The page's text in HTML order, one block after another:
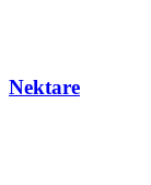
Nektare